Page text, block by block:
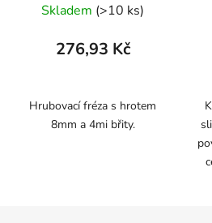
Skladem (>10 ks)
276,93 Kč
Hrubovací fréza s hrotem
8mm a 4mi břity.